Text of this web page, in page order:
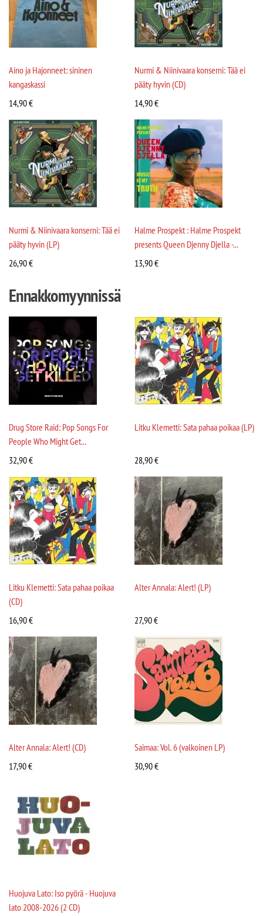
Aino ja Hajonneet: sininen
kangaskassi
14,90€
Nurmi & Niinivaara konserni: Tää ei
pääty hyvin (CD)
14,90€
Nurmi & Niinivaara konserni: Tää ei
pääty hyvin (LP)
26,90€
Halme Prospekt : Halme Prospekt
presents Queen Djenny Djella -...
13,90€
Ennakkomyynnissä
Drug Store Raid: Pop Songs For
People Who Might Get...
32,90€
Litku Klemetti: Sata pahaa poikaa (LP)
28,90€
Litku Klemetti: Sata pahaa poikaa
(CD)
16,90€
Alter Annala: Alert! (LP)
27,90€
Alter Annala: Alert! (CD)
17,90€
Saimaa: Vol. 6 (valkoinen LP)
30,90€
Huojuva Lato: Iso pyörä - Huojuva
lato 2008-2026 (2 CD)